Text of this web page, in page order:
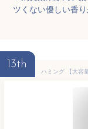
ツくない優しい香
13th